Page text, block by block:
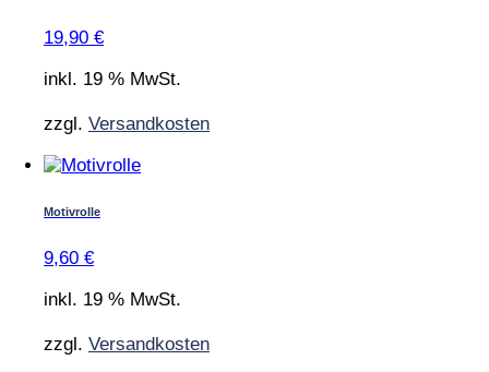
19,90 €
inkl. 19 % MwSt.
zzgl. Versandkosten
Motivrolle
9,60 €
inkl. 19 % MwSt.
zzgl. Versandkosten